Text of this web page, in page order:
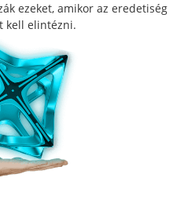
ezeket, amikor az eredetiség
kell elintézni.